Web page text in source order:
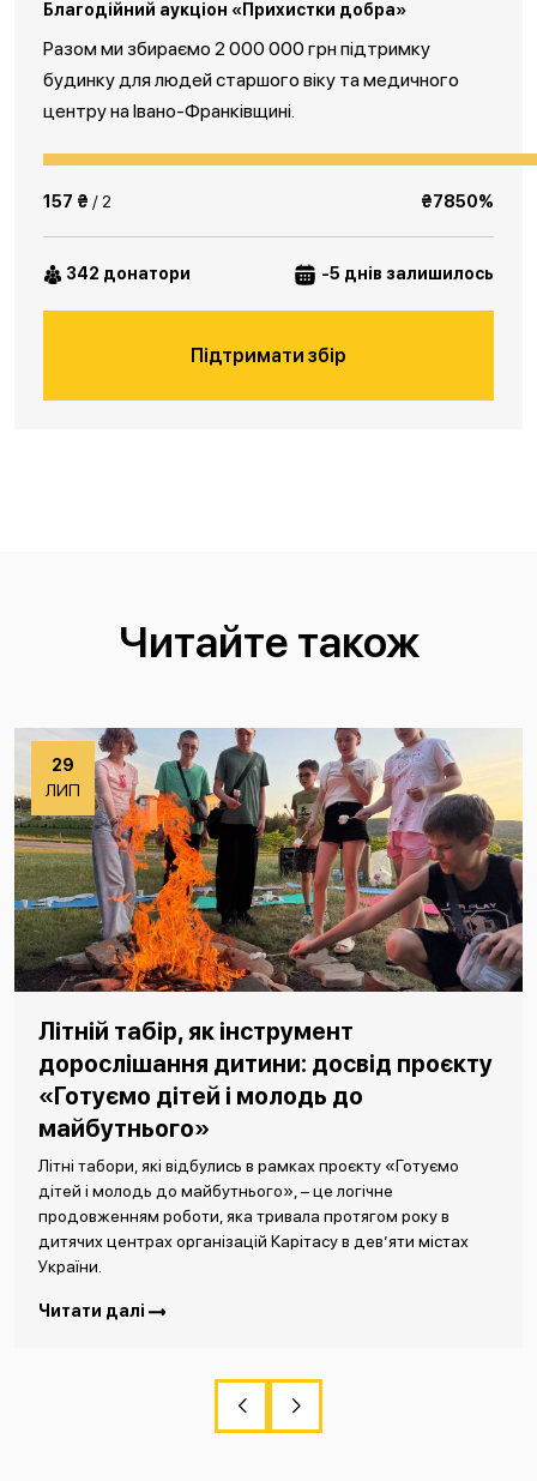
Благодійний аукціон «Прихистки добра»
Разом ми збираємо 2 000 000 грн підтримку
будинку для людей старшого віку та медичного
центру на Івано-Франківщині.
157 ₴ / 2 ₴7850%
342 донатори -5 днів залишилось
Підтримати збір
Читайте також
29
ЛИП
Літній табір, як інструмент
дорослішання дитини: досвід проєкту
«Готуємо дітей і молодь до
майбутнього»
Літні табори, які відбулись в рамках проєкту «Готуємо
дітей і молодь до майбутнього», – це логічне
продовженням роботи, яка тривала протягом року в
дитячих центрах організацій Карітасу в дев’яти містах
України.
Читати далі